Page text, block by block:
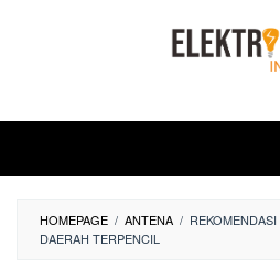
HOMEPAGE / ANTENA /
DAERAH TERPENCIL